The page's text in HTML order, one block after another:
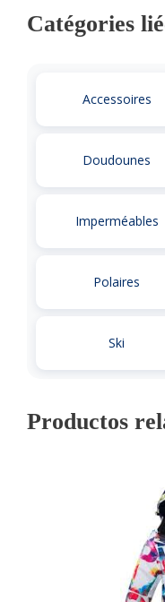
Catégories
Accessoires
Doudounes
Imperméables
Polaires
Ski
Productos